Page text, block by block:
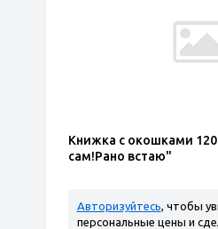
Книжка с окошками
сам!Рано встаю"
Авторизуйтесь, чтобы
персональные цены и